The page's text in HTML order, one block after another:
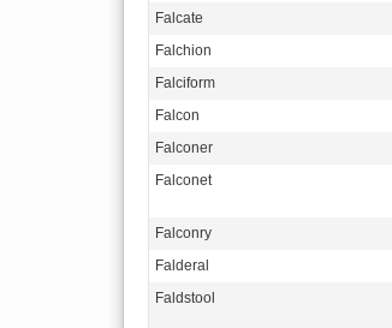
Falcate
Falchion
Falciform
Falcon
Falconer
Falconet
Falconry
Falderal
Faldstool